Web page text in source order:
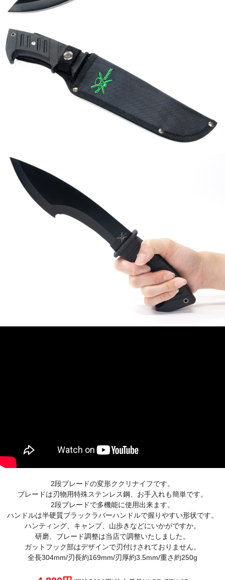
2段ブレードの変形ククリナイフです。
ブレードは刃物用特殊ステンレス鋼、お手入れも簡単です。
2段ブレードで多機能に使用出来ます。
ハンドルは半硬質ブラックラバーハンドルで握りやすい形状です。
ハンティング、キャンプ、山歩きなどにいかがですか。
研磨、ブレード調整は当店で調整いたしました。
ガットフック部はデザインで刃付けされておりません。
全長304mm/刃長約169mm/刃厚約3.5mm/重さ約250g